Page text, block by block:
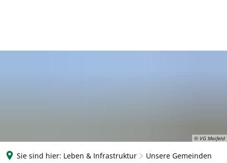
© VG Maifeld
Sie sind hier: Leben & Infrastruktur
Unsere Gemeinden